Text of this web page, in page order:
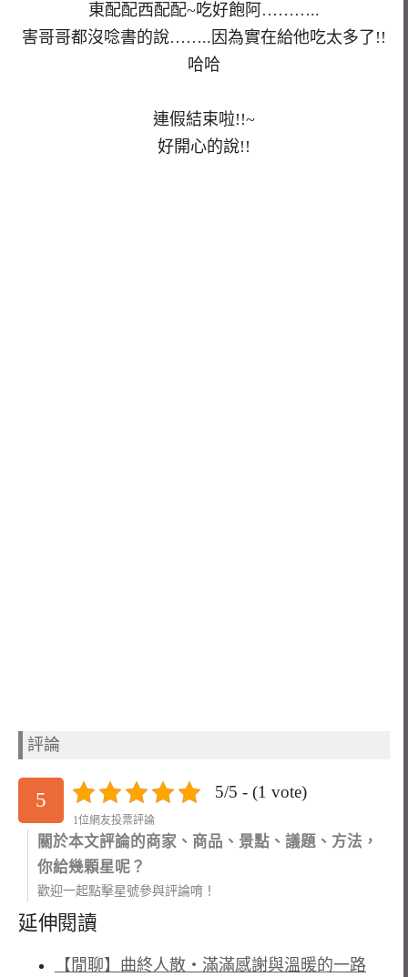
東配配西配配~吃好飽阿………..
害哥哥都沒唸書的說……..因為實在給他吃太多了!!
哈哈
連假結束啦!!~
好開心的說!!
評論
5 5/5 - (1 vote)
1位網友投票評論
關於本文評論的商家、商品、景點、議題、方法，
你給幾顆星呢？
歡迎一起點擊星號參與評論唷！
延伸閱讀
【閒聊】曲終人散‧滿滿感謝與溫暖的一路